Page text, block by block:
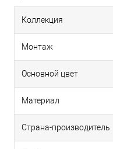
Коллекция
Монтаж
Основной цвет
Материал
Страна-производитель